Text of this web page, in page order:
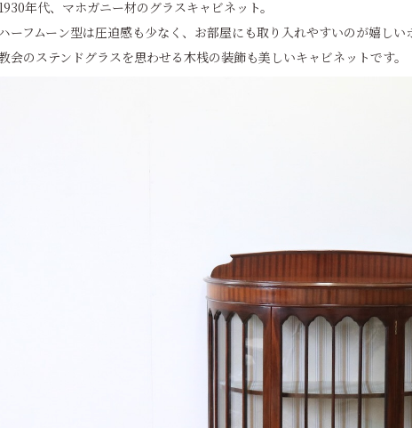
1930年代、マホガニー材のグラスキャビネット。
ハーフムーン型は圧迫感も少なく、お部屋にも取り入れやすいのが嬉しい
会のステンドグラスを思わせる木桟の装飾も美しいキャビネットです。